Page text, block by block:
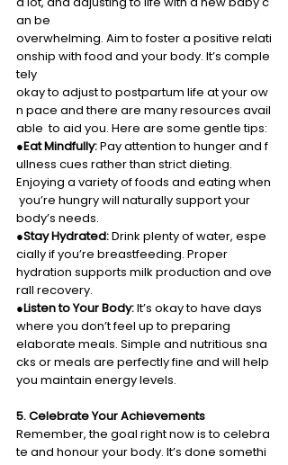
an be
overwhelming. Aim to foster a positive relati
onship with food and your body. It’s comple
tely
okay to adjust to postpartum life at your ow
n pace and there are many resources avail
able  to aid you. Here are some gentle tips:
●Eat Mindfully: Pay attention to hunger and f
ullness cues rather than strict dieting.
Enjoying a variety of foods and eating when
you’re hungry will naturally support your
body’s needs.
●Stay Hydrated: Drink plenty of water, espe
cially if you’re breastfeeding. Proper
hydration supports milk production and ove
rall recovery.
●Listen to Your Body: It’s okay to have days
where you don’t feel up to preparing
elaborate meals. Simple and nutritious sna
cks or meals are perfectly fine and will help
you maintain energy levels.
5. Celebrate Your Achievements
Remember, the goal right now is to celebra
te and honour your body. It’s done somethi